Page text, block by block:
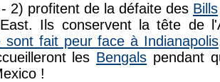
2) profitent de la défaite des Bills
Ils conservent la tête de
sont fait peur face à Indianapolis
les Bengals pendant
!